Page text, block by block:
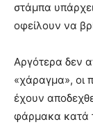
στάμπα
οφείλουν να
Αργότερα δεν
«χάραγμα», οι
έχουν
φάρμακα κατά